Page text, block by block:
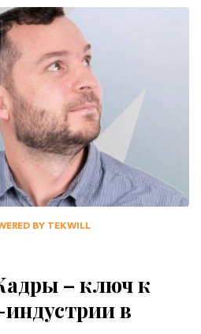
BY TEKWILL
– ключ к
в